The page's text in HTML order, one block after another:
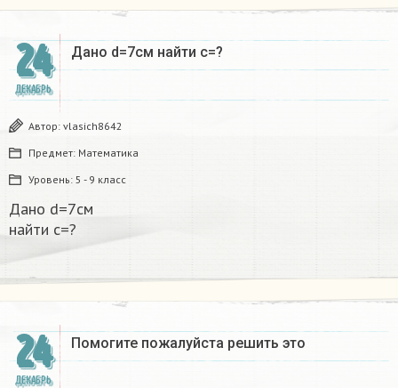
24
ДЕКАБРЬ
Дано d=7см найти с=?​
Автор: vlasich8642
Предмет: Математика
Уровень: 5 - 9 класс
Дано d=7см
найти с=?​
24
ДЕКАБРЬ
Помогите пожалуйста решить это